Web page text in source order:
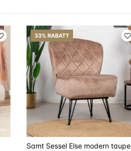
33% RABATT
Samt Sessel Else modern taupe